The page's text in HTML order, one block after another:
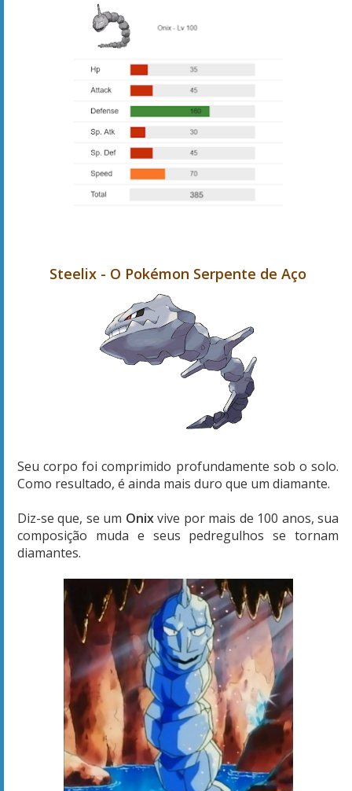
Steelix - O Pokémon Serpente de Aço
Seu corpo foi comprimido profundamente sob o solo.
Como resultado, é ainda mais duro que um diamante.
Diz-se que, se um Onixvive por mais de 100 anos, sua
composição muda e seus pedregulhos se tornam
diamantes.